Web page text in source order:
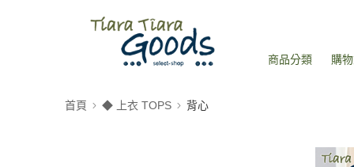
商品分類 購
首頁 ◆ 上衣 TOPS 背心